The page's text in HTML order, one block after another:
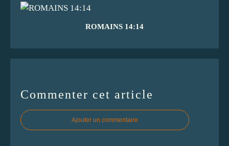
ROMAINS 14:14
Commenter cet article
Ajouter un commentaire